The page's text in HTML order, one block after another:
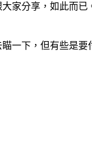
家分享，如此而
一下，但有些是要